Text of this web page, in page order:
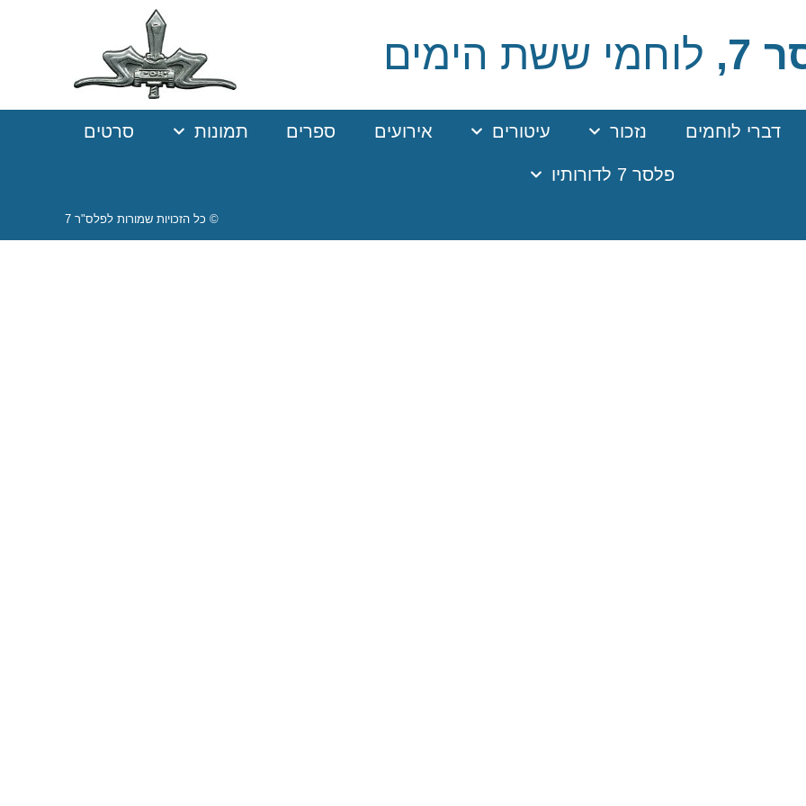
7, לוחמי ששת הימים
דברי לוחמים נזכור עיטורים אירועים ספרים תמונות סרטים
פלסר 7 לדורותיו
© כל הזכויות שמורות לפלס"ר 7